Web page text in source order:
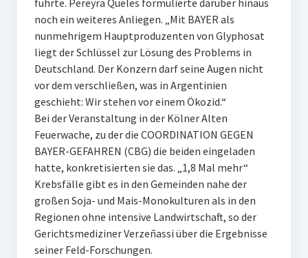
führte. Pereyra Queles formulierte darüber hinaus
noch ein weiteres Anliegen. „Mit BAYER als
nunmehrigem Hauptproduzenten von Glyphosat
liegt der Schlüssel zur Lösung des Problems in
Deutschland. Der Konzern darf seine Augen nicht
vor dem verschließen, was in Argentinien
geschieht: Wir stehen vor einem Ökozid.“
Bei der Veranstaltung in der Kölner Alten
Feuerwache, zu der die COORDINATION GEGEN
BAYER-GEFAHREN (CBG) die beiden eingeladen
hatte, konkretisierten sie das. „1,8 Mal mehr“
Krebsfälle gibt es in den Gemeinden nahe der
großen Soja- und Mais-Monokulturen als in den
Regionen ohne intensive Landwirtschaft, so der
Gerichtsmediziner Verzeñassi über die Ergebnisse
seiner Feld-Forschungen.